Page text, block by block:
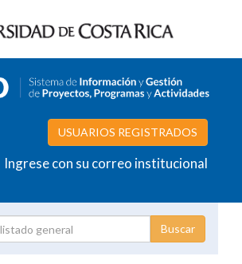
USUARIOS REGISTRADOS
Ingrese con su correo institucional